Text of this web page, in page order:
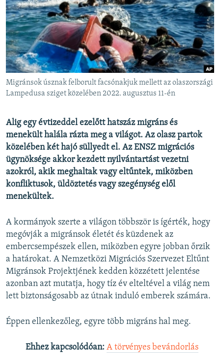
A PÉNZ NYOMÁBAN
EURÓPAI UNIÓ
VILÁG
KLÍMAVÁLTOZÁS
A MÚLT TANULSÁGAI
Valamennyi RFE/RL weboldal
Migránsok úsznak felborult facsónakjuk mellett az olaszországi
Lampedusa sziget közelében 2022. augusztus 11-én
Alig egy évtizeddel ezelőtt hatszáz migráns és
menekült halála rázta meg a világot. Az olasz partok
közelében két hajó süllyedt el. Az ENSZ migrációs
ügynöksége akkor kezdett nyilvántartást vezetni
azokról, akik meghaltak vagy eltűntek, miközben
konfliktusok, üldöztetés vagy szegénység elől
menekültek.
A kormányok szerte a világon többször is ígérték, hogy
megóvják a migránsok életét és küzdenek az
embercsempészek ellen, miközben egyre jobban őrzik
a határokat. A Nemzetközi Migrációs Szervezet Eltűnt
Migránsok Projektjének kedden közzétett jelentése
azonban azt mutatja, hogy tíz év elteltével a világ nem
lett biztonságosabb az útnak induló emberek számára.
Éppen ellenkezőleg, egyre több migráns hal meg.
Ehhez kapcsolódóan: A törvényes bevándorlás